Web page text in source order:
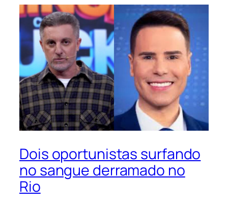
Dois oportunistas surfando
no sangue derramado no
Rio